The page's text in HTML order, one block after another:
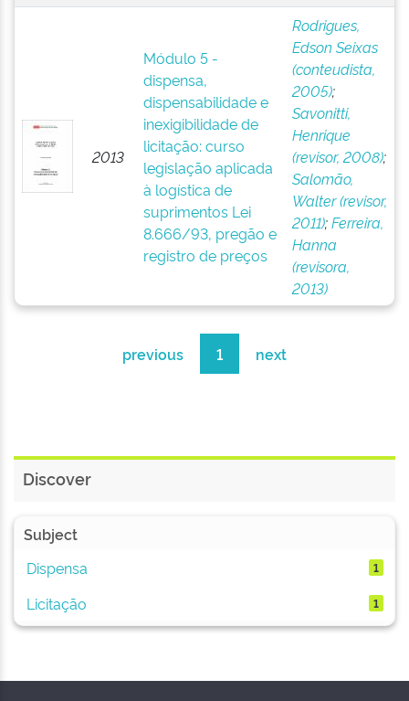
2013
Módulo 5 -
dispensa,
dispensabilidade e
inexigibilidade de
licitação: curso
legislação aplicada
à logística de
suprimentos Lei
8.666/93, pregão e
registro de preços
Rodrigues,
Edson Seixas
(conteudista,
2005);
Savonitti,
Henrique
(revisor, 2008);
Salomão,
Walter (revisor,
2011);Ferreira,
Hanna
(revisora,
2013)
previous 1 next
Discover
Subject
Dispensa
1
Licitação 1